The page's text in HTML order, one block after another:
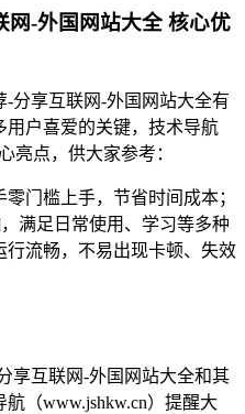
网-外国网站大全 核心优
分享互联网-外国网站大全有
户喜爱的关键，技术导航
亮点，供大家参考：
门槛上手，节省时间成本；
满足日常使用、学习等多种
行流畅，不易出现卡顿、失效
享互联网-外国网站大全和其
（www.jshkw.cn）提醒大